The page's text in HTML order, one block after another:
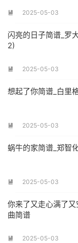
 2025-05-03
闪亮的日子简谱_罗
2)
 2025-05-03
想起了你简谱_白里
 2025-05-03
蜗牛的家简谱_郑智
 2025-05-03
你来了又走心满了
曲简谱
 2025-05-03